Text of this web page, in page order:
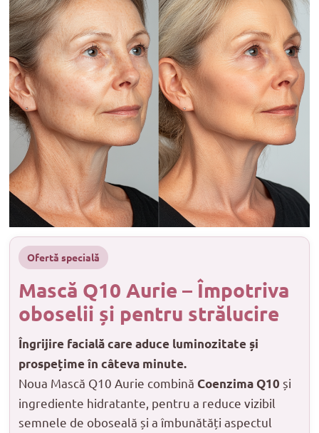
Ofertă specială
Mască Q10 Aurie – Împotriva
oboselii și pentru strălucire
Îngrijire facială care aduce luminozitate și
prospețime în câteva minute.
Noua Mască Q10 Aurie combină Coenzima Q10 și
ingrediente hidratante, pentru a reduce vizibil
semnele de oboseală și a îmbunătăți aspectul